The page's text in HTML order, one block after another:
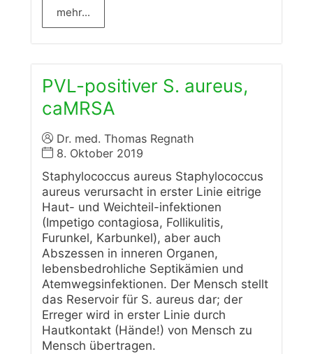
mehr...
PVL-positiver S. aureus,
caMRSA
Dr. med. Thomas Regnath
8. Oktober 2019
Staphylococcus aureus Staphylococcus
aureus verursacht in erster Linie eitrige
Haut- und Weichteil-infektionen
(Impetigo contagiosa, Follikulitis,
Furunkel, Karbunkel), aber auch
Abszessen in inneren Organen,
lebensbedrohliche Septikämien und
Atemwegsinfektionen. Der Mensch stellt
das Reservoir für S. aureus dar; der
Erreger wird in erster Linie durch
Hautkontakt (Hände!) von Mensch zu
Mensch übertragen.